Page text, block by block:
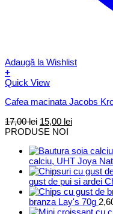
Adaugă la Wishlist
+
Quick View
Cafea macinata Jacobs
17,00lei Prețul
inițial
fost:
17,00 lei.
15,00 leiPrețul
15,00 lei.
PRODUSE NOI
calciu, UHT Joya
gust de pui si ardei
branza Lay's 70g